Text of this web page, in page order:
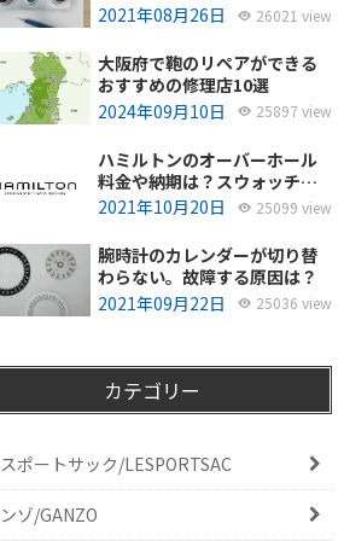
使ってるの？
2021年08月26日 26021 view
大阪府で鞄のリペアができる
おすすめの修理店10選
2024年09月10日
25897 view
ハミルトンのオーバーホール
料金や納期は？スウォッチグ
ループジャパンと修理専門店
2021年10月20日 25099 view
腕時計のカレンダーが切り替
わらない。故障する原因は？
2021年09月22日
25036 view
カテゴリー
ポートサック/LESPORTSAC
ゾ/GANZO